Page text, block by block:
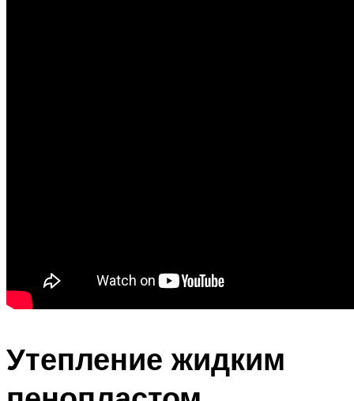
Утепление жидким